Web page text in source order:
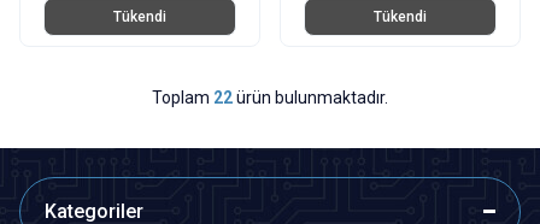
Tükendi Tükendi
Toplam 22ürün bulunmaktadır.
Kategoriler